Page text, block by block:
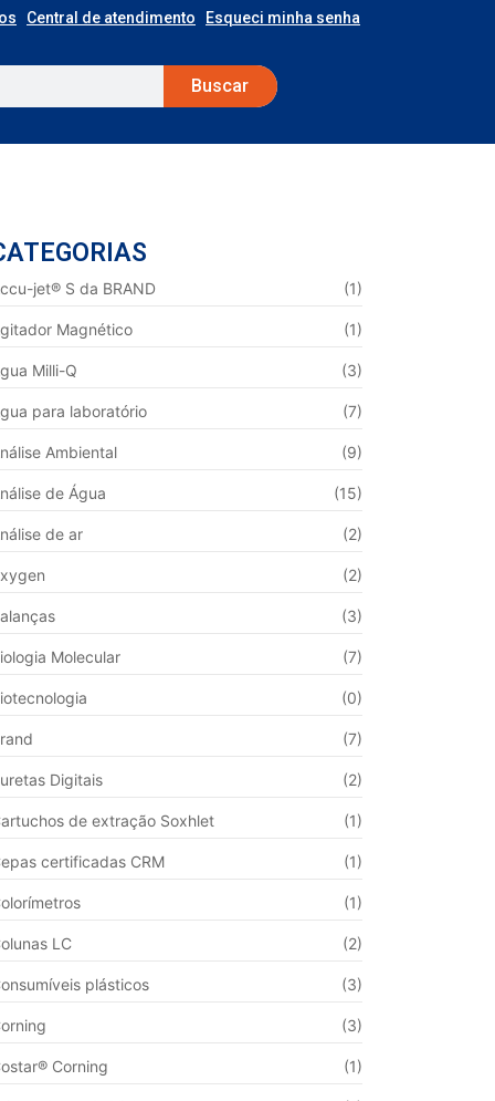
Central de atendimento Esqueci minha senha
Buscar
jet® S da BRAND (1)
Magnético (1)
Milli-Q (3)
para laboratório (7)
Ambiental (9)
de Água (15)
de ar (2)
(2)
(3)
Molecular (7)
(0)
(7)
Digitais (2)
de extração Soxhlet (1)
certificadas CRM (1)
(1)
LC (2)
plásticos (3)
(3)
Corning (1)